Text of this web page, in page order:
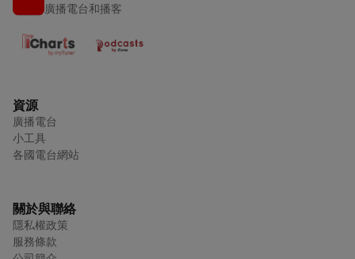
廣播電台和播客
資源
廣播電台
小工具
各國電台網站
關於與聯絡
隱私權政策
服務條款